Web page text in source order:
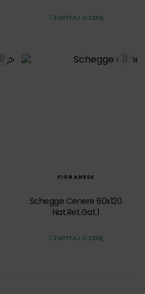
ZAPYTAJ O CENĘ
FIORANESE
Schegge Cenere 60x120
Nat.Ret.Gat.1
ZAPYTAJ O CENĘ